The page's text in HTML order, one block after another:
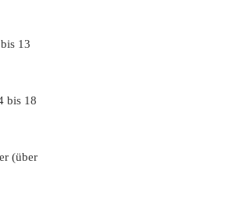
13
bis 18
(über